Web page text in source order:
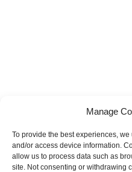
Manage
To provide the best experiences,
and/or access device information.
allow us to process data such as
site. Not consenting or withdrawing